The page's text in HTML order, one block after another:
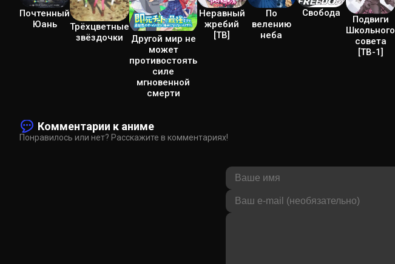
Почтенный
Юань
Трёхцветные
звёздочки
Другой мир не
может
противостоять
силе
мгновенной
смерти
Неравный
жребий
[ТВ]
По
велению
неба
Свобода
Подвиги
Школьного
совета
[ТВ-1]
Комментарии к аниме
Понравилось или нет? Расскажите в комментариях!